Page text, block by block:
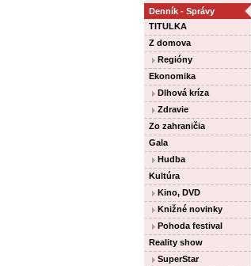
Denník - Správy
TITULKA
Z domova
Regióny
Ekonomika
Dlhová kríza
Zdravie
Zo zahraničia
Gala
Hudba
Kultúra
Kino, DVD
Knižné novinky
Pohoda festival
Reality show
SuperStar